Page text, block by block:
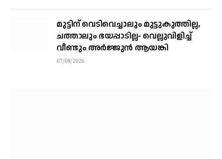
മുട്ടിന് വെടിവെച്ചാലും മുട്ടുകുത്തില്ല,
ചത്താലും ഭയപ്പാടില്ല- വെല്ലുവിളിച്ച്
വീണ്ടും അർജ്ജുൻ ആയങ്കി
07/08/2026